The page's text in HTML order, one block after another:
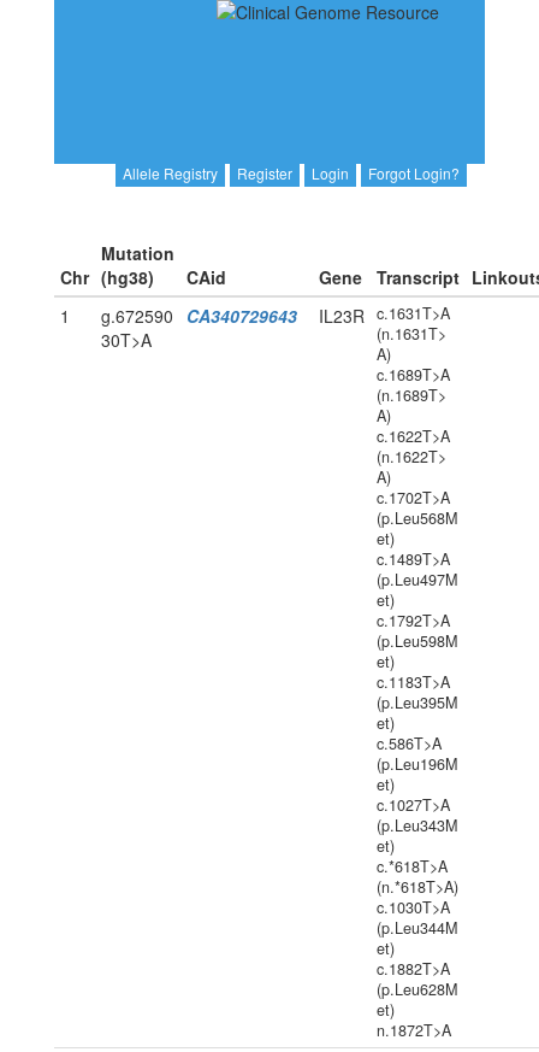
Allele Registry Register Login Forgot Login?
Chr
Mutation
(hg38)
CAid Gene Transcript
1
g.672590
30T>A
CA340729643 IL23R c.1631T>A
(n.1631T>
A)
c.1689T>A
(n.1689T>
A)
c.1622T>A
(n.1622T>
A)
c.1702T>A
(p.Leu568M
et)
c.1489T>A
(p.Leu497M
et)
c.1792T>A
(p.Leu598M
et)
c.1183T>A
(p.Leu395M
et)
c.586T>A
(p.Leu196M
et)
c.1027T>A
(p.Leu343M
et)
c.*618T>A
(n.*618T>A)
c.1030T>A
(p.Leu344M
et)
c.1882T>A
(p.Leu628M
et)
n.1872T>A